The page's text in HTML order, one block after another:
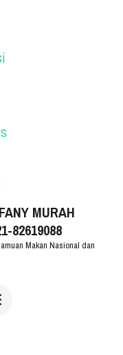
MURAH
82619088
Makan Nasional dan